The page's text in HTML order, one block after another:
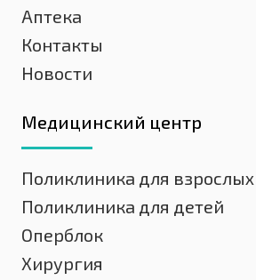
Аптека
Контакты
Новости
Медицинский центр
Поликлиника для взрослых
Поликлиника для детей
Оперблок
Хирургия